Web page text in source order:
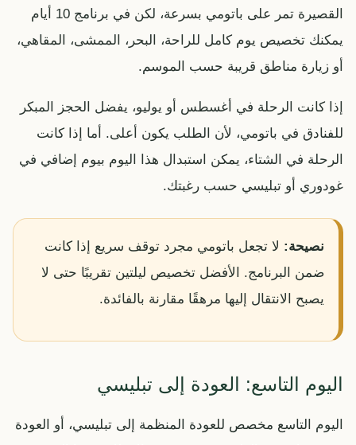
القصيرة تمر على باتومي بسرعة، لكن في برنامج 10 أيام
يمكنك تخصيص يوم كامل للراحة، البحر، الممشى، المقاهي،
أو زيارة مناطق قريبة حسب الموسم.
إذا كانت الرحلة في أغسطس أو يوليو، يفضل الحجز المبكر
للفنادق في باتومي، لأن الطلب يكون أعلى. أما إذا كانت
الرحلة في الشتاء، يمكن استبدال هذا اليوم بيوم إضافي في
غودوري أو تبليسي حسب رغبتك.
نصيحة: لا تجعل باتومي مجرد توقف سريع إذا كانت
ضمن البرنامج. الأفضل تخصيص ليلتين تقريبًا حتى لا
يصبح الانتقال إليها مرهقًا مقارنة بالفائدة.
اليوم التاسع: العودة إلى تبليسي
اليوم التاسع مخصص للعودة المنظمة إلى تبليسي، أو العودة